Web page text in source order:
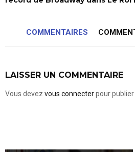
COMMENTAIRES
LAISSER UN COMMENTAIRE
Vous devez vous connecterpour